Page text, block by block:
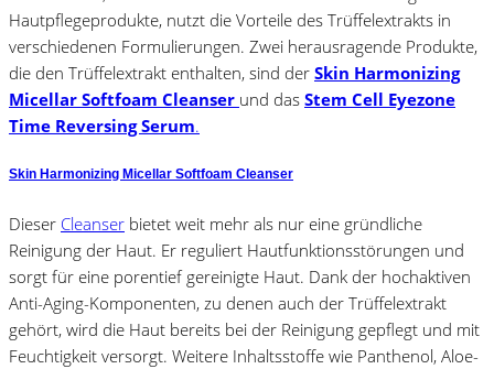
Hautpflegeprodukte, nutzt die Vorteile des Trüffelextrakts in
verschiedenen Formulierungen. Zwei herausragende Produkte,
die den Trüffelextrakt enthalten, sind der Skin Harmonizing
Micellar Softfoam Cleanser und das Stem Cell Eyezone
Time Reversing Serum.
Skin Harmonizing Micellar Softfoam Cleanser
Dieser Cleanser bietet weit mehr als nur eine gründliche
Reinigung der Haut. Er reguliert Hautfunktionsstörungen und
sorgt für eine porentief gereinigte Haut. Dank der hochaktiven
Anti-Aging-Komponenten, zu denen auch der Trüffelextrakt
gehört, wird die Haut bereits bei der Reinigung gepflegt und mit
Feuchtigkeit versorgt. Weitere Inhaltsstoffe wie Panthenol, Aloe-